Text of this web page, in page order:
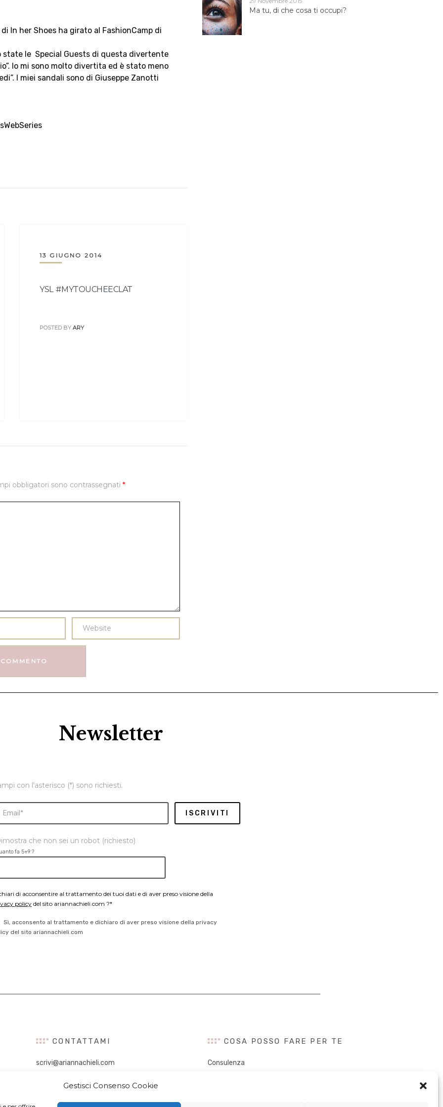
Gestisci Consenso Cookie
In her Shoes ha girato al FashionCamp di
state le Special Guests di questa divertente
Io mi sono molto divertita ed è stato meno
I miei sandali sono di Giuseppe Zanotti
13 GIUGNO 2014
YSL #MYTOUCHEECLAT
POSTED BY ARY
obbligatori sono contrassegnati *
Ma tu, di che cosa ti occupi?
Newsletter
con l'asterisco (*) sono richiesti.
che non sei un robot (richiesto)
fa 5+9 ?
di acconsentire al trattamento dei tuoi dati e di aver preso visione della
policydel sito ariannachieli.com ?*
Sì, acconsento al trattamento e dichiaro di aver preso visione della privacy
del sito ariannachieli.com
CONTATTAMI
scrivi@ariannachieli.com
COSA POSSO FARE PER TE
Consulenza